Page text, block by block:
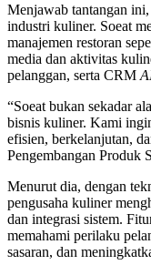
Menjawab tantangan
industri kuliner. Soeat
manajemen restoran
media dan aktivitas
pelanggan, serta CRM
“Soeat bukan sekadar
bisnis kuliner. Kami
efisien, berkelanjutan,
Pengembangan Produk
Menurut dia, dengan
pengusaha kuliner
dan integrasi sistem.
memahami perilaku
sasaran, dan